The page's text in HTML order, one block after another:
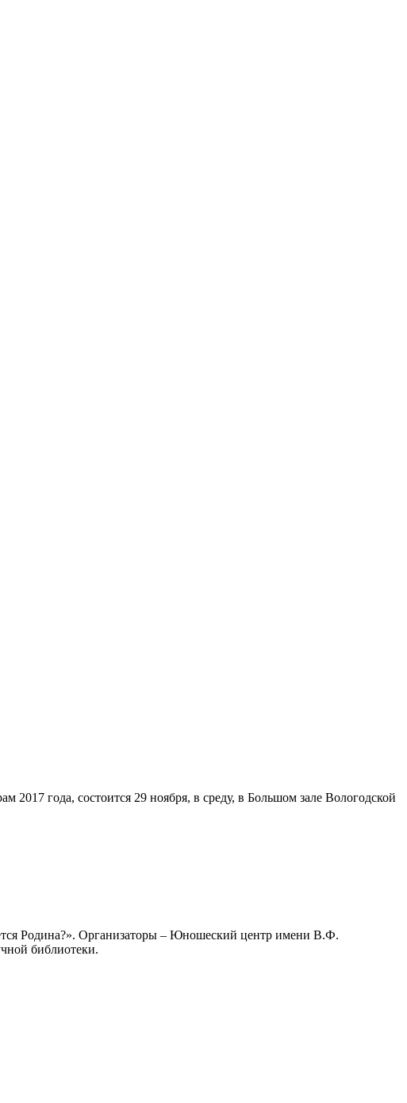
года, состоится 29 ноября, в среду, в Большом зале Вологодской
Родина?». Организаторы – Юношеский центр имени В.Ф.
библиотеки.